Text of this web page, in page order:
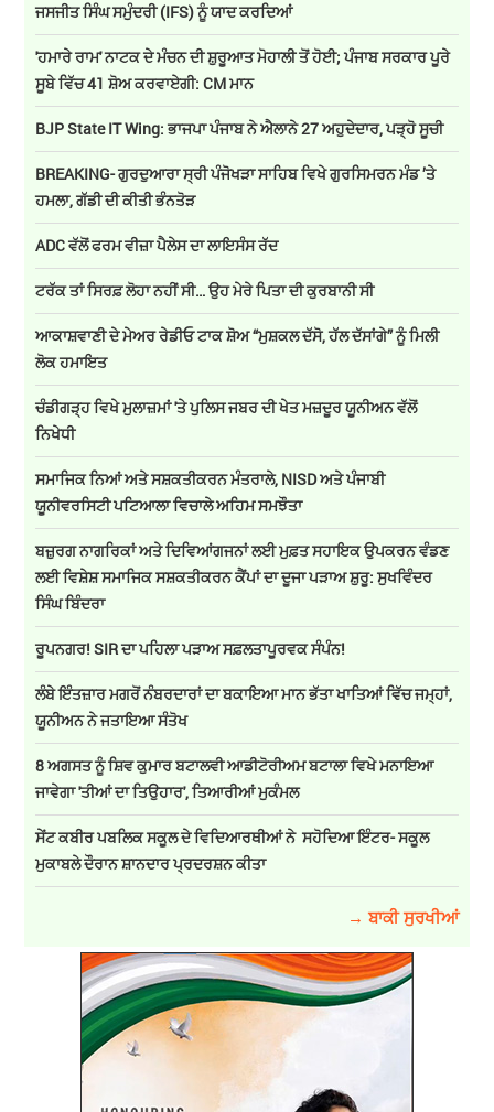
ਜਸਜੀਤ ਸਿੰਘ ਸਮੁੰਦਰੀ (IFS) ਨੂੰ ਯਾਦ ਕਰਦਿਆਂ
'ਹਮਾਰੇ ਰਾਮ' ਨਾਟਕ ਦੇ ਮੰਚਨ ਦੀ ਸ਼ੁਰੂਆਤ ਮੋਹਾਲੀ ਤੋਂ ਹੋਈ; ਪੰਜਾਬ ਸਰਕਾਰ ਪੂਰੇ
ਸੂਬੇ ਵਿੱਚ 41 ਸ਼ੋਅ ਕਰਵਾਏਗੀ: CM ਮਾਨ
BJP State IT Wing: ਭਾਜਪਾ ਪੰਜਾਬ ਨੇ ਐਲਾਨੇ 27 ਅਹੁਦੇਦਾਰ, ਪੜ੍ਹੋ ਸੂਚੀ
BREAKING- ਗੁਰਦੁਆਰਾ ਸ੍ਰੀ ਪੰਜੋਖੜਾ ਸਾਹਿਬ ਵਿਖੇ ਗੁਰਸਿਮਰਨ ਮੰਡ ’ਤੇ
ਹਮਲਾ, ਗੱਡੀ ਦੀ ਕੀਤੀ ਭੰਨਤੋੜ
ADC ਵੱਲੋਂ ਫਰਮ ਵੀਜ਼ਾ ਪੈਲੇਸ ਦਾ ਲਾਇਸੰਸ ਰੱਦ
ਟਰੱਕ ਤਾਂ ਸਿਰਫ਼ ਲੋਹਾ ਨਹੀਂ ਸੀ… ਉਹ ਮੇਰੇ ਪਿਤਾ ਦੀ ਕੁਰਬਾਨੀ ਸੀ
ਆਕਾਸ਼ਵਾਣੀ ਦੇ ਮੇਅਰ ਰੇਡੀਓ ਟਾਕ ਸ਼ੋਅ “ਮੁਸ਼ਕਲ ਦੱਸੋ, ਹੱਲ ਦੱਸਾਂਗੇ” ਨੂੰ ਮਿਲੀ
ਲੋਕ ਹਮਾਇਤ
ਚੰਡੀਗੜ੍ਹ ਵਿਖੇ ਮੁਲਾਜ਼ਮਾਂ 'ਤੇ ਪੁਲਿਸ ਜਬਰ ਦੀ ਖੇਤ ਮਜ਼ਦੂਰ ਯੂਨੀਅਨ ਵੱਲੋਂ
ਨਿਖੇਧੀ
ਸਮਾਜਿਕ ਨਿਆਂ ਅਤੇ ਸਸ਼ਕਤੀਕਰਨ ਮੰਤਰਾਲੇ, NISD ਅਤੇ ਪੰਜਾਬੀ
ਯੂਨੀਵਰਸਿਟੀ ਪਟਿਆਲਾ ਵਿਚਾਲੇ ਅਹਿਮ ਸਮਝੌਤਾ
ਬਜ਼ੁਰਗ ਨਾਗਰਿਕਾਂ ਅਤੇ ਦਿਵਿਆਂਗਜਨਾਂ ਲਈ ਮੁਫ਼ਤ ਸਹਾਇਕ ਉਪਕਰਨ ਵੰਡਣ
ਲਈ ਵਿਸ਼ੇਸ਼ ਸਮਾਜਿਕ ਸਸ਼ਕਤੀਕਰਨ ਕੈਂਪਾਂ ਦਾ ਦੂਜਾ ਪੜਾਅ ਸ਼ੁਰੂ: ਸੁਖਵਿੰਦਰ
ਸਿੰਘ ਬਿੰਦਰਾ
ਰੂਪਨਗਰ! SIR ਦਾ ਪਹਿਲਾ ਪੜਾਅ ਸਫ਼ਲਤਾਪੂਰਵਕ ਸੰਪੰਨ!
ਲੰਬੇ ਇੰਤਜ਼ਾਰ ਮਗਰੋਂ ਨੰਬਰਦਾਰਾਂ ਦਾ ਬਕਾਇਆ ਮਾਨ ਭੱਤਾ ਖਾਤਿਆਂ ਵਿੱਚ ਜਮ੍ਹਾਂ,
ਯੂਨੀਅਨ ਨੇ ਜਤਾਇਆ ਸੰਤੋਖ
8 ਅਗਸਤ ਨੂੰ ਸ਼ਿਵ ਕੁਮਾਰ ਬਟਾਲਵੀ ਆਡੀਟੋਰੀਅਮ ਬਟਾਲਾ ਵਿਖੇ ਮਨਾਇਆ
ਜਾਵੇਗਾ 'ਤੀਆਂ ਦਾ ਤਿਉਹਾਰ', ਤਿਆਰੀਆਂ ਮੁਕੰਮਲ
ਸੇਂਟ ਕਬੀਰ ਪਬਲਿਕ ਸਕੂਲ ਦੇ ਵਿਦਿਆਰਥੀਆਂ ਨੇ ਸਹੋਦਿਆ ਇੰਟਰ- ਸਕੂਲ
ਮੁਕਾਬਲੇ ਦੌਰਾਨ ਸ਼ਾਨਦਾਰ ਪ੍ਰਦਰਸ਼ਨ ਕੀਤਾ
→ ਬਾਕੀ ਸੁਰਖੀਆਂ